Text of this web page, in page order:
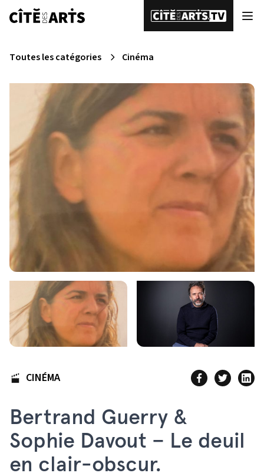
Toutes les catégories Cinéma
CINÉMA
Bertrand Guerry &
Sophie Davout – Le deuil
en clair-obscur.